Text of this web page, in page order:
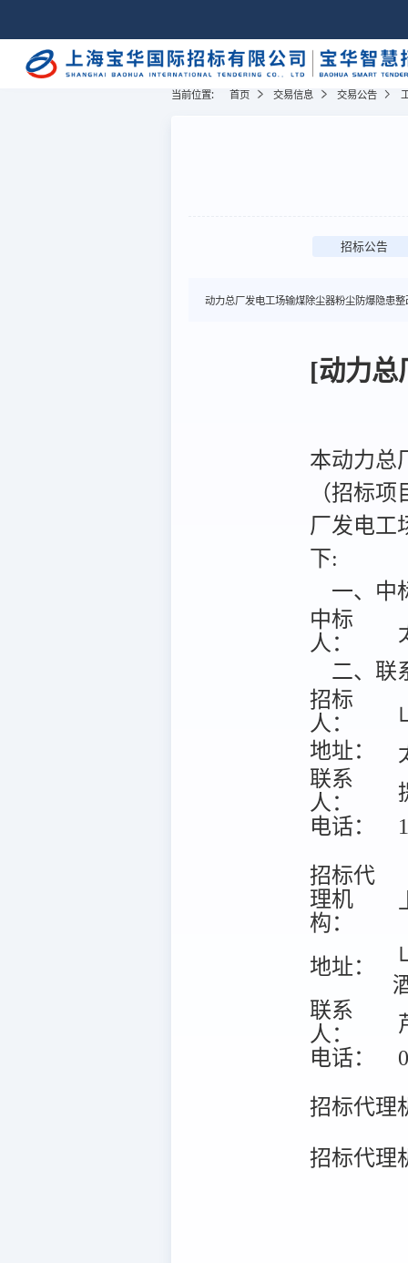
当前位置: 首页 交易信息 交易公告
招标公告
动力总厂发电工场输煤除尘器粉尘防爆隐患整
[动力总
本动力总
（招标
厂发电工
下:
一、中
中标
人：
二、联
招标
人：
地址：
联系
人：
电话：
招标代
理机
构：
地址：
联系
人：
电话：
招标代理
招标代理